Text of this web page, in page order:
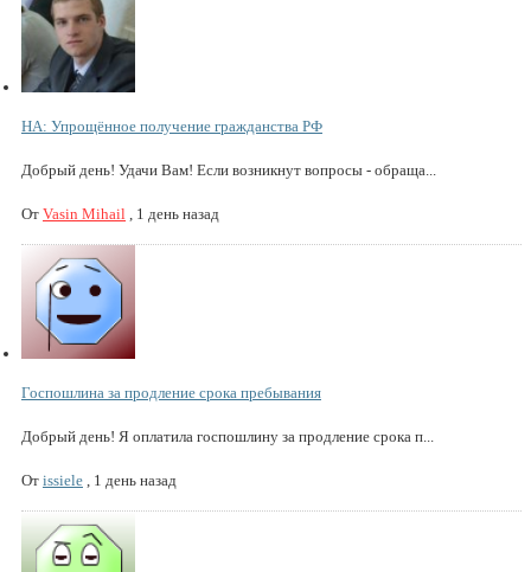
НА: Упрощённое получение гражданства РФ
Добрый день! Удачи Вам! Если возникнут вопросы - обраща...
От Vasin Mihail 1 день назад
Госпошлина за продление срока пребывания
Добрый день! Я оплатила госпошлину за продление срока п...
От issiele 1 день назад